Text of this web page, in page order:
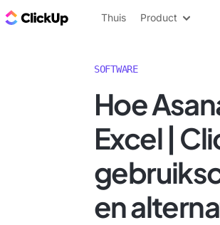
ClickUp Blog
Thuis Product
SOFTWARE
Hoe
Excel |
en